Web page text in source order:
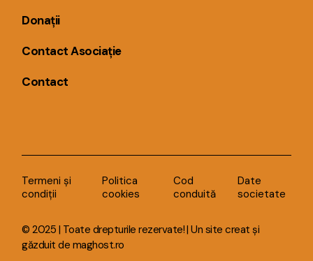
Donații
Contact Asociație
Contact
Termeni și
condiții
Politica
cookies
Cod
conduită
Date
societate
© 2025 | Toate drepturile rezervate! | Un site creat și
găzduit de maghost.ro